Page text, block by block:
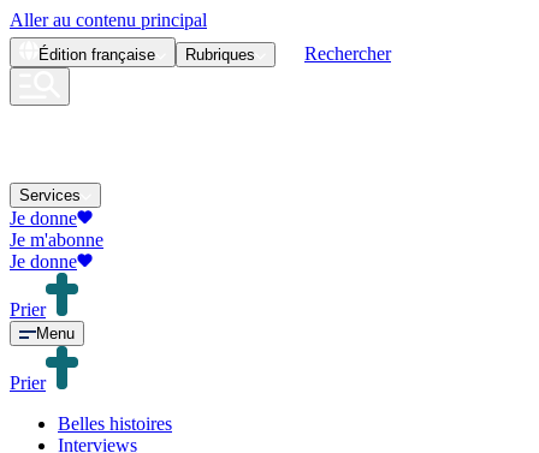
Aller au contenu principal
Édition française Rubriques Rechercher
Services
Je donne
Je m'abonne
Je donne
Prier
Menu
Prier
Belles histoires
Interviews